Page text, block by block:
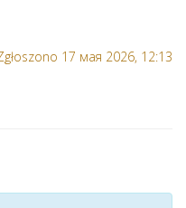
17 мая 2026, 12:13